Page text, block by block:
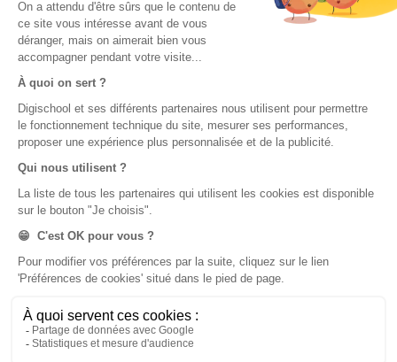
Écoles
Notre chaîne Youtube
Chaîne Youtube Orientation
digiSchool Code
Code auto
Examens blancs
Réserver une session
Code gratuit
Examens blancs
Code bateau
Séries d’entraînement